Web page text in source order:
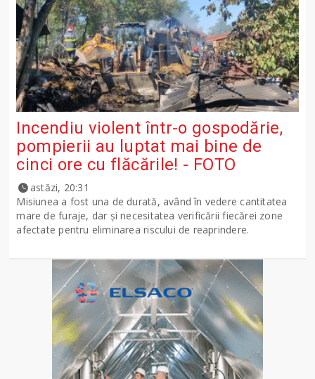
Incendiu violent într-o gospodărie,
pompierii au luptat mai bine de
cinci ore cu flăcările! - FOTO
astăzi, 20:31
Misiunea a fost una de durată, având în vedere cantitatea
mare de furaje, dar și necesitatea verificării fiecărei zone
afectate pentru eliminarea riscului de reaprindere.